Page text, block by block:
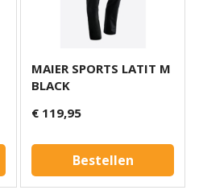
MAIER SPORTS LATIT M
BLACK
€ 119,95
Bestellen